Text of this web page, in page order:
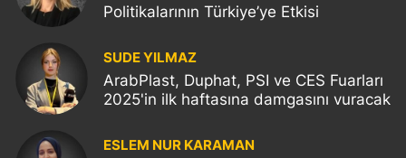
Politikalarının Türkiye’ye Etkisi
SUDE YILMAZ
ArabPlast, Duphat, PSI ve CES Fuarları
2025'in ilk haftasına damgasını vuracak
ESLEM NUR KARAMAN